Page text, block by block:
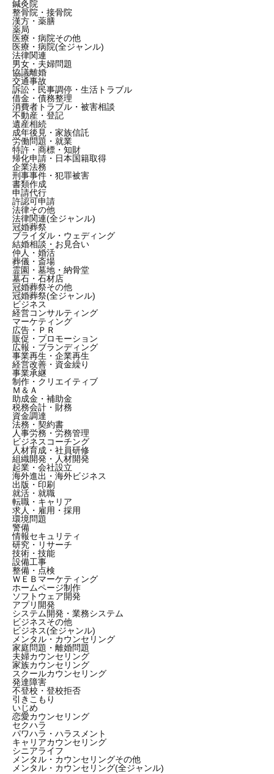
鍼灸院
整骨院・接骨院
漢方・薬膳
薬局
医療・病院その他
医療・病院(全ジャンル)
法律関連
男女・夫婦問題
協議離婚
交通事故
訴訟・民事調停・生活トラブル
借金・債務整理
消費者トラブル・被害相談
不動産・登記
遺産相続
成年後見・家族信託
労働問題・就業
特許・商標・知財
帰化申請・日本国籍取得
企業法務
刑事事件・犯罪被害
書類作成
申請代行
許認可申請
法律その他
法律関連(全ジャンル)
冠婚葬祭
ブライダル・ウェディング
結婚相談・お見合い
仲人・婚活
葬儀・斎場
霊園・墓地・納骨堂
墓石・石材店
冠婚葬祭その他
冠婚葬祭(全ジャンル)
ビジネス
経営コンサルティング
マーケティング
広告・ＰＲ
販促・プロモーション
広報・ブランディング
事業再生・企業再生
経営改善・資金繰り
事業承継
制作・クリエイティブ
Ｍ＆Ａ
助成金・補助金
税務会計・財務
資金調達
法務・契約書
人事労務・労務管理
ビジネスコーチング
人材育成・社員研修
組織開発・人材開発
起業・会社設立
海外進出・海外ビジネス
出版・印刷
就活・就職
転職・キャリア
求人・雇用・採用
環境問題
警備
情報セキュリティ
研究・リサーチ
技術・技能
設備工事
整備・点検
ＷＥＢマーケティング
ホームページ制作
ソフトウェア開発
アプリ開発
システム開発・業務システム
ビジネスその他
ビジネス(全ジャンル)
メンタル・カウンセリング
家庭問題・離婚問題
夫婦カウンセリング
家族カウンセリング
スクールカウンセリング
発達障害
不登校・登校拒否
引きこもり
いじめ
恋愛カウンセリング
セクハラ
パワハラ・ハラスメント
キャリアカウンセリング
シニアライフ
メンタル・カウンセリングその他
メンタル・カウンセリング(全ジャンル)